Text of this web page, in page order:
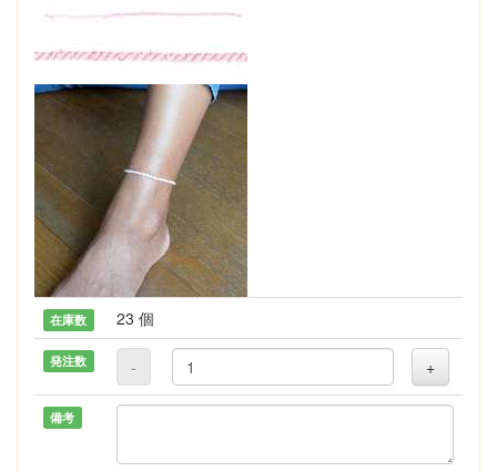
在庫数 23 個
発注数 - +
備考